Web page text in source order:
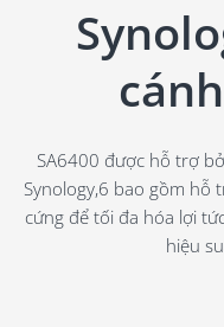
SA6400 được hỗ trợ
Synology,6 bao gồm hỗ
cứng để tối đa hóa lợi
hiệu